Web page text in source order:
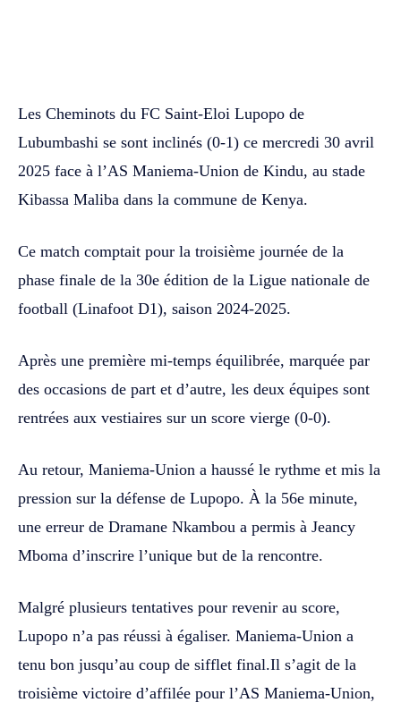
Les Cheminots du FC Saint-Eloi Lupopo de
Lubumbashi se sont inclinés (0-1) ce mercredi 30 avril
2025 face à l’AS Maniema-Union de Kindu, au stade
Kibassa Maliba dans la commune de Kenya.
Ce match comptait pour la troisième journée de la
phase finale de la 30e édition de la Ligue nationale de
football (Linafoot D1), saison 2024-2025.
Après une première mi-temps équilibrée, marquée par
des occasions de part et d’autre, les deux équipes sont
rentrées aux vestiaires sur un score vierge (0-0).
Au retour, Maniema-Union a haussé le rythme et mis la
pression sur la défense de Lupopo. À la 56e minute,
une erreur de Dramane Nkambou a permis à Jeancy
Mboma d’inscrire l’unique but de la rencontre.
Malgré plusieurs tentatives pour revenir au score,
Lupopo n’a pas réussi à égaliser. Maniema-Union a
tenu bon jusqu’au coup de sifflet final.Il s’agit de la
troisième victoire d’affilée pour l’AS Maniema-Union,